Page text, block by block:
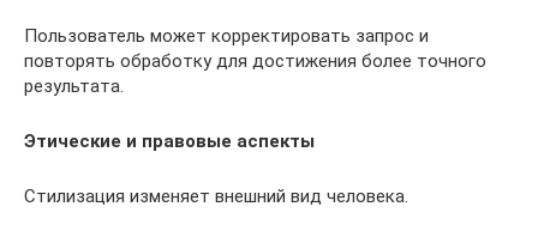
Пользователь может корректировать запрос и
повторять обработку для достижения более точного
результата.
Этические и правовые аспекты
Стилизация изменяет внешний вид человека.